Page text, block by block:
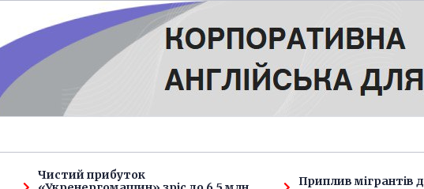
Чистий прибуток
Приплив мігрантів